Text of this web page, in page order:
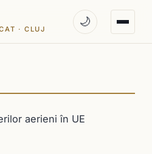
· CLUJ
🌙
aerieni în UE